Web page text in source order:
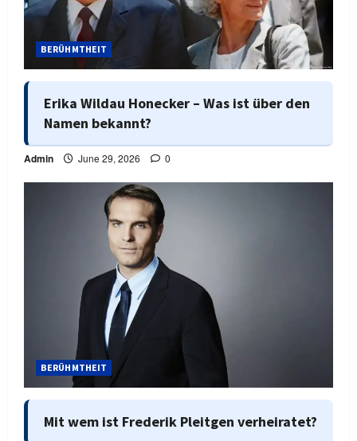
BERÜHMTHEIT
Erika Wildau Honecker – Was ist über den
Namen bekannt?
Admin June 29, 2026 0
BERÜHMTHEIT
Mit wem ist Frederik Pleitgen verheiratet?